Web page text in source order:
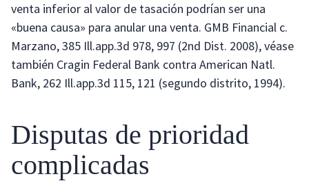
venta inferior al valor de tasación podrían ser una
«buena causa» para anular una venta. GMB Financial c.
Marzano, 385 Ill.app.3d 978, 997 (2nd Dist. 2008), véase
también Cragin Federal Bank contra American Natl.
Bank, 262 Ill.app.3d 115, 121 (segundo distrito, 1994).
Disputas de prioridad
complicadas